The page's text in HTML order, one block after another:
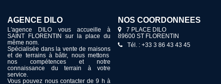
AGENCE DILO
L'agence DILO vous accueille à
SAINT FLORENTIN sur la place du
même nom.
Spécialisée dans la vente de maisons
et de terrains à bâtir, nous mettons
nos compétences et notre
connaissance du terrain à votre
service.
Vous pouvez nous contacter de 9 h à
NOS COORDONNÉES
7 PLACE DILO
89600 ST FLORENTIN
Tél. : +33 3 86 43 43 45